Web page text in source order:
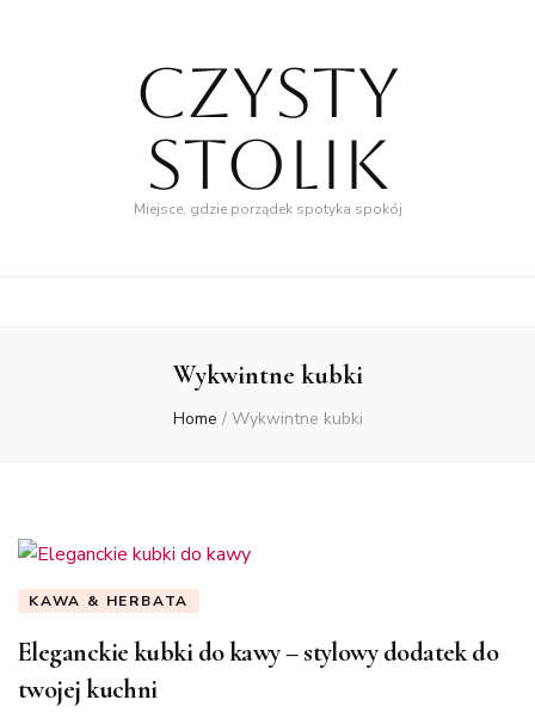
Czysty
Stolik
Miejsce, gdzie porządek spotyka spokój
Wykwintne kubki
Home / Wykwintne kubki
KAWA & HERBATA
Eleganckie kubki do kawy – stylowy dodatek do
twojej kuchni